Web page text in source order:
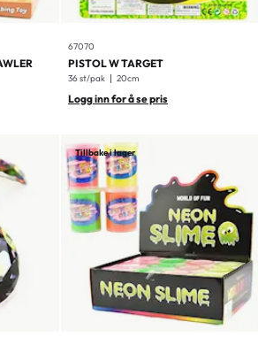
67070
PISTOL W TARGET
36 st/pak 20cm
Logg inn for å se pris
Tillbake i lager